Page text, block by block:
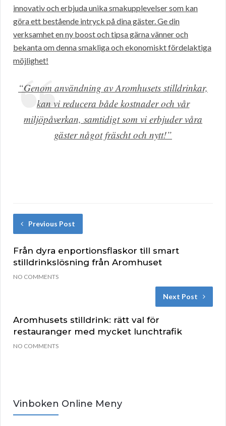
innovativ och erbjuda unika smakupplevelser som kan
göra ett bestående intryck på dina gäster. Ge din
verksamhet en ny boost och tipsa gärna vänner och
bekanta om denna smakliga och ekonomiskt fördelaktiga
möjlighet!
“Genom användning av Aromhusets stilldrinkar,
kan vi reducera både kostnader och vår
miljöpåverkan, samtidigt som vi erbjuder våra
gäster något fräscht och nytt!”
Previous Post
Från dyra enportionsflaskor till smart
stilldrinkslösning från Aromhuset
NO COMMENTS
Next Post
Aromhusets stilldrink: rätt val för
restauranger med mycket lunchtrafik
NO COMMENTS
Vinboken Online Meny